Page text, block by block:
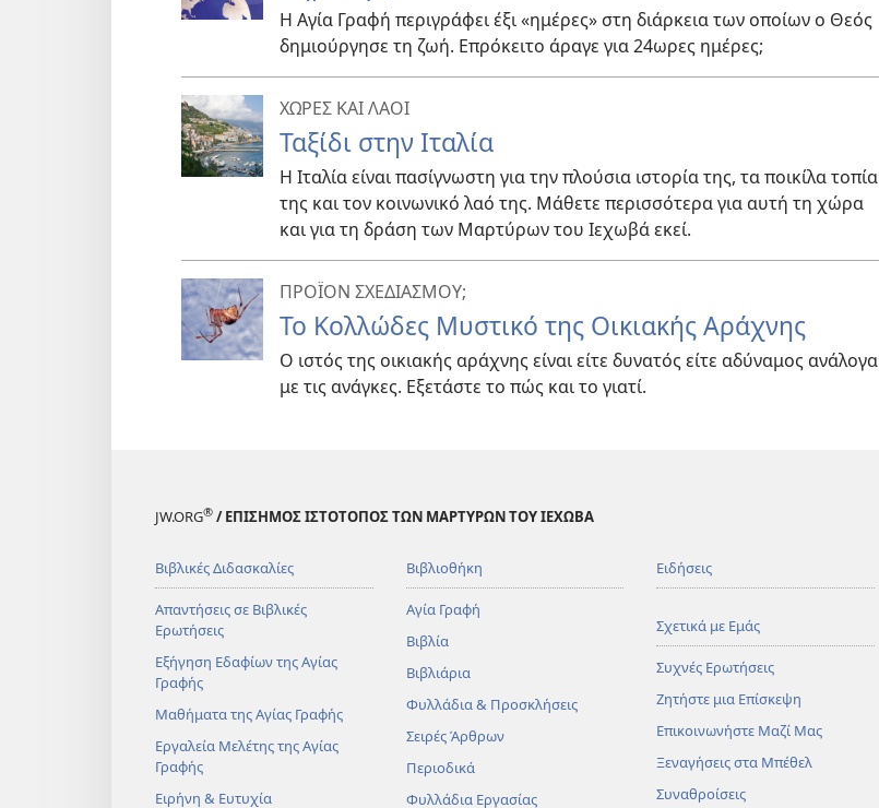
Η Αγία Γραφή περιγράφει έξι «ημέρες» στη διάρκεια των οποίων ο Θεός
δημιούργησε τη ζωή. Επρόκειτο άραγε για 24ωρες ημέρες;
ΧΩΡΕΣ ΚΑΙ ΛΑΟΙ
Ταξίδι στην Ιταλία
Η Ιταλία είναι πασίγνωστη για την πλούσια ιστορία της, τα ποικίλα τοπία
της και τον κοινωνικό λαό της. Μάθετε περισσότερα για αυτή τη χώρα
και για τη δράση των Μαρτύρων του Ιεχωβά εκεί.
ΠΡΟΪΟΝ ΣΧΕΔΙΑΣΜΟΥ;
Το Κολλώδες Μυστικό της Οικιακής Αράχνης
Ο ιστός της οικιακής αράχνης είναι είτε δυνατός είτε αδύναμος ανάλογα
με τις ανάγκες. Εξετάστε το πώς και το γιατί.
JW.ORG® / ΕΠΙΣΗΜΟΣ ΙΣΤΟΤΟΠΟΣ ΤΩΝ ΜΑΡΤΥΡΩΝ ΤΟΥ ΙΕΧΩΒΑ
Βιβλικές Διδασκαλίες
Απαντήσεις σε Βιβλικές
Ερωτήσεις
Εξήγηση Εδαφίων της Αγίας
Γραφής
Μαθήματα της Αγίας Γραφής
Εργαλεία Μελέτης της Αγίας
Γραφής
Ειρήνη & Ευτυχία
Βιβλιοθήκη
Αγία Γραφή
Βιβλία
Βιβλιάρια
Φυλλάδια & Προσκλήσεις
Σειρές Άρθρων
Περιοδικά
Φυλλάδια Εργασίας
Ειδήσεις
Σχετικά με Εμάς
Συχνές Ερωτήσεις
Ζητήστε μια Επίσκεψη
Επικοινωνήστε Μαζί Μας
Ξεναγήσεις στα Μπέθελ
Συναθροίσεις